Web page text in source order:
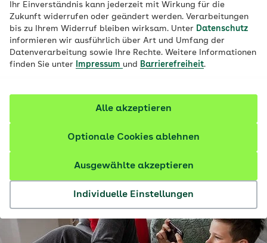
Ihr Einverständnis kann jederzeit mit Wirkung für die
Zukunft widerrufen oder geändert werden. Verarbeitungen
bis zu Ihrem Widerruf bleiben wirksam. Unter Datenschutz
informieren wir ausführlich über Art und Umfang der
Datenverarbeitung sowie Ihre Rechte. Weitere Informationen
finden Sie unter
Impressum und Barrierefreiheit.
Individuelle Einstellungen
Ausgewählte akzeptieren
Optionale Cookies ablehnen
Alle akzeptieren
belasten kann. Gleichzeitig wird deutlich:
Schon leichte Bewegung kann das Risiko
für frühe Herzveränderungen spürbar
senken.